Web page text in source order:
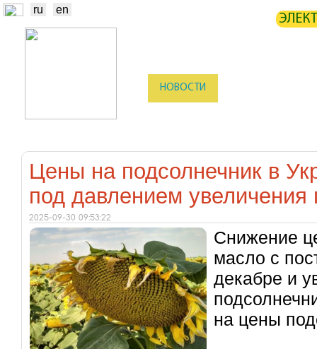
ru en
НОВОСТИ
Цены на подсолнечник в
под давлением
2025-09-30 09:53:22
Снижение
масло с
декабре и
на цены